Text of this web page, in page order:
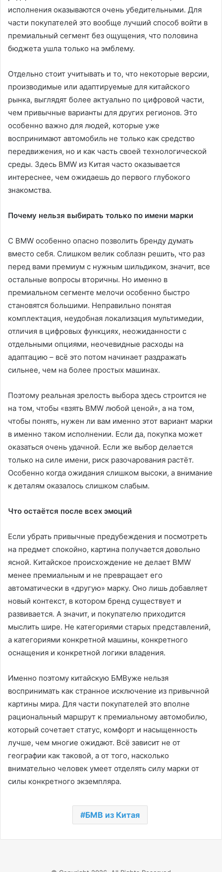
исполнения оказываются очень убедительными. Для
части покупателей это вообще лучший способ войти в
премиальный сегмент без ощущения, что половина
бюджета ушла только на эмблему.
Отдельно стоит учитывать и то, что некоторые версии,
производимые или адаптируемые для китайского
рынка, выглядят более актуально по цифровой части,
чем привычные варианты для других регионов. Это
особенно важно для людей, которые уже
воспринимают автомобиль не только как средство
передвижения, но и как часть своей технологической
среды. Здесь BMW из Китая часто оказывается
интереснее, чем ожидаешь до первого глубокого
знакомства.
Почему нельзя выбирать только по имени марки
С BMW особенно опасно позволить бренду думать
вместо себя. Слишком велик соблазн решить, что раз
перед вами премиум с нужным шильдиком, значит, все
остальные вопросы вторичны. Но именно в
премиальном сегменте мелочи особенно быстро
становятся большими. Неправильно понятая
комплектация, неудобная локализация мультимедии,
отличия в цифровых функциях, неожиданности с
отдельными опциями, неочевидные расходы на
адаптацию – всё это потом начинает раздражать
сильнее, чем на более простых машинах.
Поэтому реальная зрелость выбора здесь строится не
на том, чтобы «взять BMW любой ценой», а на том,
чтобы понять, нужен ли вам именно этот вариант марки
в именно таком исполнении. Если да, покупка может
оказаться очень удачной. Если же выбор делается
только на силе имени, риск разочарования растёт.
Особенно когда ожидания слишком высоки, а внимание
к деталям оказалось слишком слабым.
Что остаётся после всех эмоций
Если убрать привычные предубеждения и посмотреть
на предмет спокойно, картина получается довольно
ясной. Китайское происхождение не делает BMW
менее премиальным и не превращает его
автоматически в «другую» марку. Оно лишь добавляет
новый контекст, в котором бренд существует и
развивается. А значит, и покупателю приходится
мыслить шире. Не категориями старых представлений,
а категориями конкретной машины, конкретного
оснащения и конкретной логики владения.
Именно поэтому китайскую БМВуже нельзя
воспринимать как странное исключение из привычной
картины мира. Для части покупателей это вполне
рациональный маршрут к премиальному автомобилю,
который сочетает статус, комфорт и насыщенность
лучше, чем многие ожидают. Всё зависит не от
географии как таковой, а от того, насколько
внимательно человек умеет отделять силу марки от
силы конкретного экземпляра.
БМВ из Китая